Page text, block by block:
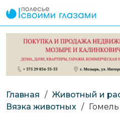
Главная / Животный и
Вязка животных / Гомель